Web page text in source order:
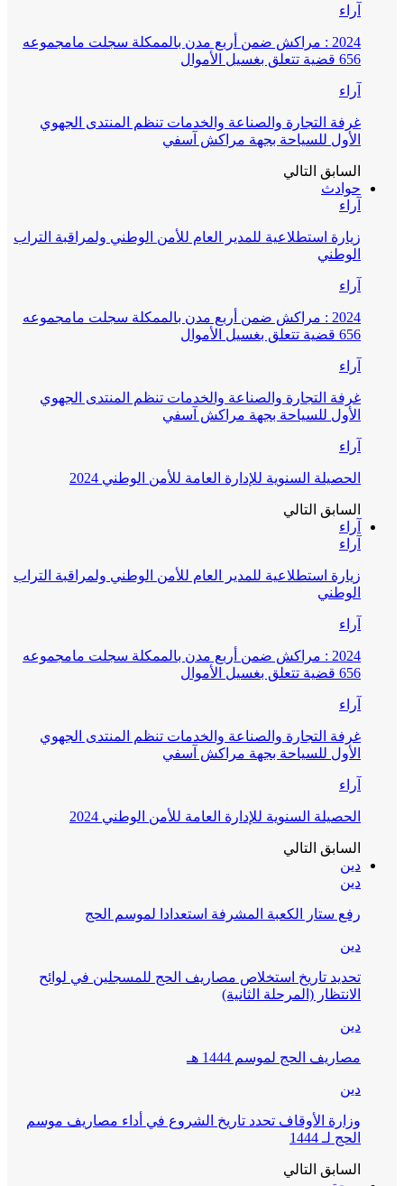
آراء
2024 : مراكش ضمن أربع مدن بالممكلة سجلت مامجموعه
656 قضية تتعلق بغسيل الأموال
آراء
غرفة التجارة والصناعة والخدمات تنظم المنتدى الجهوي
الأول للسياحة بجهة مراكش آسفي
السابق التالي
حوادث
آراء
زيارة استطلاعية للمدير العام للأمن الوطني ولمراقبة التراب
الوطني
آراء
2024 : مراكش ضمن أربع مدن بالممكلة سجلت مامجموعه
656 قضية تتعلق بغسيل الأموال
آراء
غرفة التجارة والصناعة والخدمات تنظم المنتدى الجهوي
الأول للسياحة بجهة مراكش آسفي
آراء
الحصيلة السنوية للإدارة العامة للأمن الوطني 2024
السابق التالي
آراء
آراء
زيارة استطلاعية للمدير العام للأمن الوطني ولمراقبة التراب
الوطني
آراء
2024 : مراكش ضمن أربع مدن بالممكلة سجلت مامجموعه
656 قضية تتعلق بغسيل الأموال
آراء
غرفة التجارة والصناعة والخدمات تنظم المنتدى الجهوي
الأول للسياحة بجهة مراكش آسفي
آراء
الحصيلة السنوية للإدارة العامة للأمن الوطني 2024
السابق التالي
دين
دين
رفع ستار الكعبة المشرفة استعدادا لموسم الحج
دين
تحديد تاريخ استخلاص مصاريف الحج للمسجلين في لوائح
الانتظار (المرحلة الثانية)
دين
مصاريف الحج لموسم 1444 هـ
دين
وزارة الأوقاف تحدد تاريخ الشروع في أداء مصاريف موسم
الحج لـ 1444
السابق التالي